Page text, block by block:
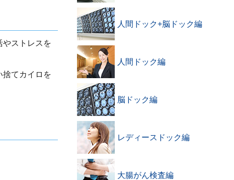
やストレスを
捨てカイロを
人間ドック+脳ドック編
人間ドック編
脳ドック編
レディースドック編
大腸がん検査編